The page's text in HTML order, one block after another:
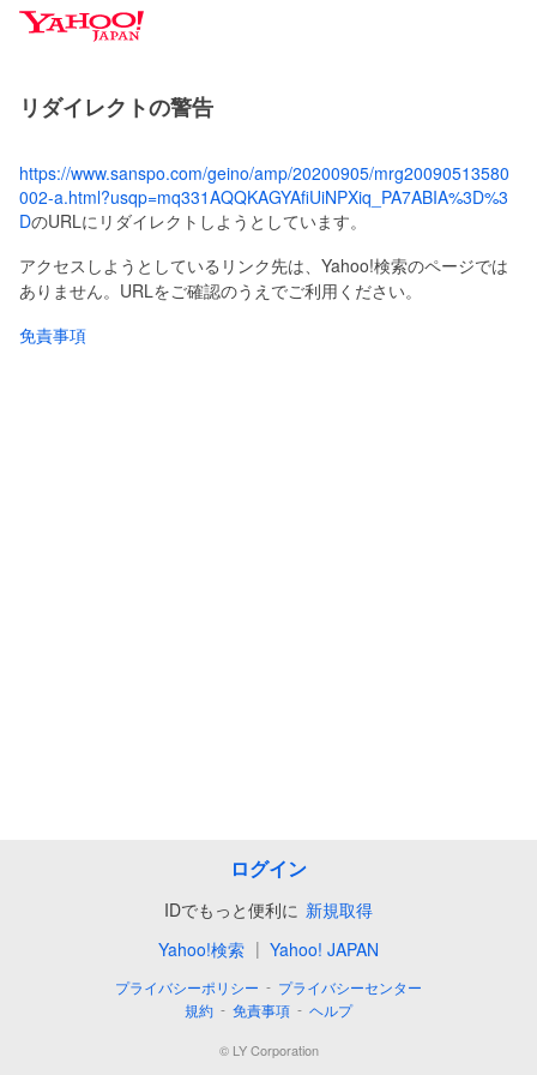
Y
o
o
J
A
P
N
リダイレクトの警告
https://www.sanspo.com/geino/amp/20200905/mrg20090513580
002-a.html?usqp=mq331AQQKAGYAfiUiNPXiq_PA7ABIA%3D%3
DのURLにリダイレクトしようとしています。
アクセスしようとしているリンク先は、Yahoo!検索のページでは
ありません。URLをご確認のうえでご利用ください。
免責事項
ログイン
IDでもっと便利に 新規取得
Yahoo!検索 | Yahoo! JAPAN
プライバシーポリシー - プライバシーセンター
規約 - 免責事項 - ヘルプ
© LY Corporation